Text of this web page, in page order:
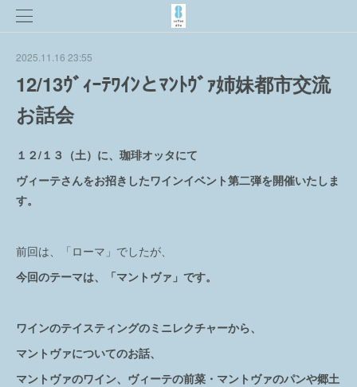
2025.11.16 23:55
12/13ｳﾞｨｰﾃﾜｲﾝとﾏﾝﾄｳﾞｧ姉妹都市交流
お話会
１２/１３（土）に、珈琲オッタにて
ヴィーテさんをお招きしたワインイベント第二弾を開催いたしま
す。
前回は、「ローマ」でしたが、
今回のテーマは、「マントヴァ」です。
ワインのテイスティングのミニレクチャーから、
マントヴァについてのお話、
マントヴァのワイン、ヴィーテの前菜・マントヴァのパンや郷土